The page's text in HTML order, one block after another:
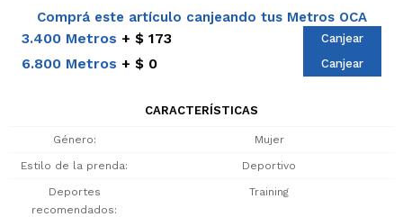
Comprá este artículo canjeando tus Metros OCA
3.400 Metros $ 173 Canjear
6.800 Metros $ 0 Canjear
CARACTERÍSTICAS
Género Mujer
Estilo de la prenda Deportivo
Deportes
recomendados
Training